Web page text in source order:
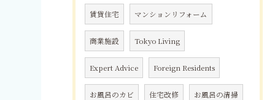
賃貸住宅 マンションリフォーム
商業施設 Tokyo Living
Expert Advice Foreign Residents
お風呂のカビ 住宅改修 お風呂の清掃